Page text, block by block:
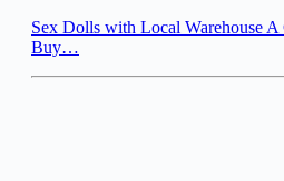
Sex Dolls with Local Warehouse
Buy…